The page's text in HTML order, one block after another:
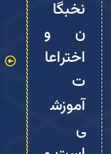
نخبگا
ن و
اختراعا
ت
آموزش
ی